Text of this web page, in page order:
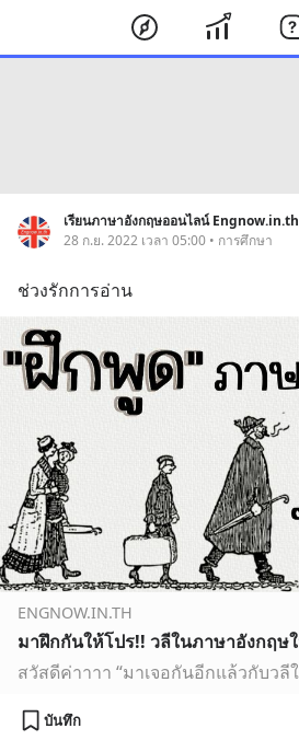
เรียนภาษาอังกฤษออนไลน์ Engnow.in.th
28 ก.ย. 2022 เวลา 05:00 • การศึกษา
ช่วงรักการอ่าน
ENGNOW.IN.TH
บันทึก